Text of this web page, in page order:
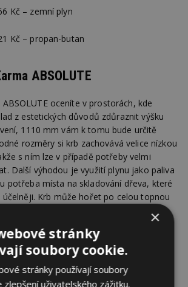
Kč – zemní plyn
Kč – propan-butan
ABSOLUTE
oceníte v prostorách, kde
z estetických důvodů zdůraznit výšku
1110 mm vám k tomu bude určitě
rozměry si krb zachovává velice nízkou
s ním lze v případě potřeby velmi
Další výhodou je využití plynu jako paliva
potřeba místa na skladování dřeva, které
Krb může hořet po celou topnou
zajišťuje přes termoelektrickou pojistku
Kč – zemní plyn
Kč – propan-butan
×
stránky
soubory cookie.
stránky používají soubory
zlepšení uživatelského zážitku.